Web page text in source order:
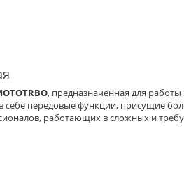
, предназначенная для работы
себе передовые функции, присущие
работающих в сложных и